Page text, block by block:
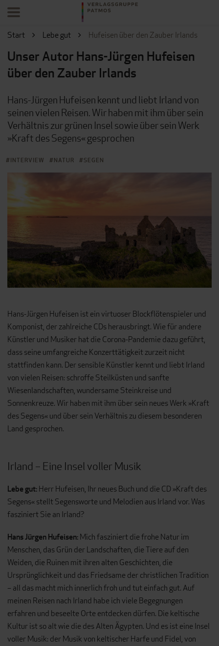
Start Lebe gut Hufeisen über den Zauber Irlands
Unser Autor Hans-Jürgen Hufeisen
über den Zauber Irlands
Hans-Jürgen Hufeisen kennt und liebt Irland von
seinen vielen Reisen. Wir haben mit ihm über sein
Verhältnis zur grünen Insel sowie über sein Werk
»Kraft des Segens« gesprochen
INTERVIEW NATUR SEGEN
Hans-Jürgen Hufeisen ist ein virtuoser Blockflötenspieler und
Komponist, der zahlreiche CDs herausbringt. Wie für andere
Künstler und Musiker hat die Corona-Pandemie dazu geführt,
dass seine umfangreiche Konzerttätigkeit zurzeit nicht
stattfinden kann. Der sensible Künstler kennt und liebt Irland
von vielen Reisen: schroffe Steilküsten und sanfte
Wiesenlandschaften, wundersame Steinkreise und
Sonnenkreuze. Wir haben mit ihm über sein neues Werk »Kraft
des Segens« und über sein Verhältnis zu diesem besonderen
Land gesprochen.
Irland – Eine Insel voller Musik
Lebe gut:Herr Hufeisen, Ihr neues Buch und die CD »Kraft des
Segens« stellt Segensworte und Melodien aus Irland vor. Was
fasziniert Sie an Irland?
Hans Jürgen Hufeisen:Mich fasziniert die frohe Natur im
Menschen, das Grün der Landschaften, die Tiere auf den
Weiden, die Ruinen mit ihren alten Geschichten, die
Ursprünglichkeit und das Friedsame der christlichen Tradition
– all das macht mich innerlich froh und tut einfach gut. Auf
meinen Reisen nach Irland habe ich viele Begegnungen
erfahren und beseelte Orte entdecken dürfen. Die keltische
Kultur ist so alt wie die des Alten Ägypten. Und es ist eine Insel
voller Musik: der Musik von keltischer Harfe und Fidel, von